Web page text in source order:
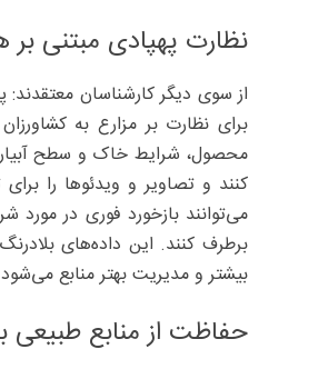
نظارت پهپادی مبتنی
از سوی دیگر کارشناسان
برای نظارت بر مزارع به
محصول، شرایط خاک و سطح آبیاری
کنند و تصاویر و ویدئوها را
می‌توانند بازخورد فوری در مورد
برطرف کنند. این داده‌های
بیشتر و مدیریت بهتر منابع
حفاظت از منابع